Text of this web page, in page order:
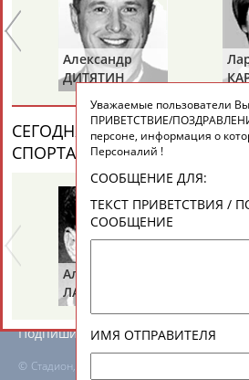
24 персон из 13181
ТАБЛО АКТИВНОСТИ
ЦЕЛИ ПРОЕКТА КОНТАКТЫ
Вопросы сотрудничества и совместной
© Стадион, 1998-2026
Адресов в новостной рассылке: 996
Подпишись
Александр
ДИТЯТИН
СЕГОДНЯ ДЕНЬ ПАМЯТИ У
СПОРТА (6 ПЕРСОНАЛИЙ)
Альгирдас
ЛАУРИТЕНАС
Уважаемые пользователи
ПРИВЕТСТВИЕ/
персоне, информация о
Персоналий !
СООБЩЕНИЕ ДЛЯ:
ТЕКСТ ПРИВЕТСТВИЯ /
СООБЩЕНИЕ
ИМЯ ОТПРАВИТЕЛЯ